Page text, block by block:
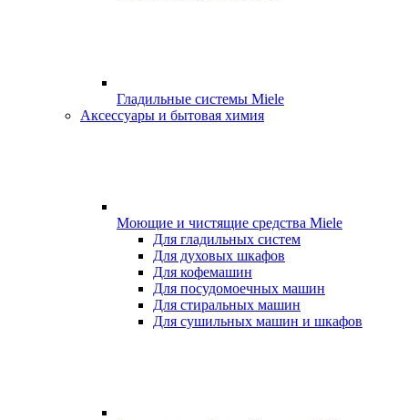
Гладильные системы Miele
Аксессуары и бытовая химия
Моющие и чистящие средства Miele
Для гладильных систем
Для духовых шкафов
Для кофемашин
Для посудомоечных машин
Для стиральных машин
Для сушильных машин и шкафов